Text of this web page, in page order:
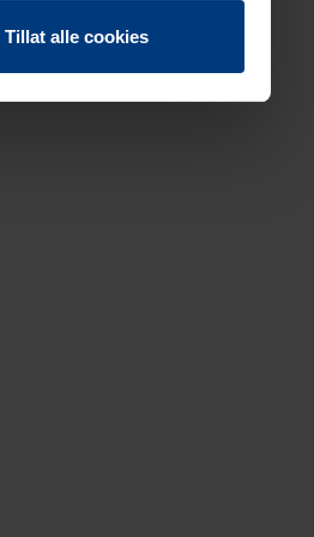
Tillat alle cookies